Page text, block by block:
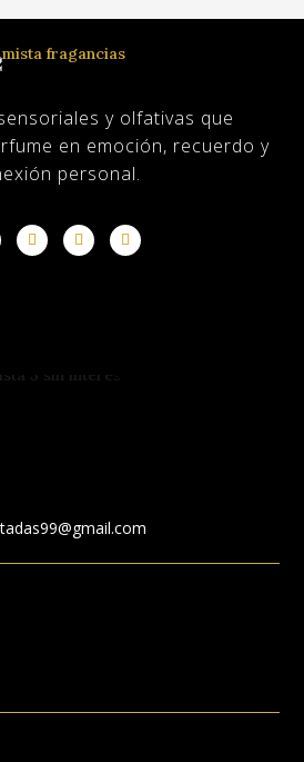
y olfativas que
en emoción, recuerdo y
personal.